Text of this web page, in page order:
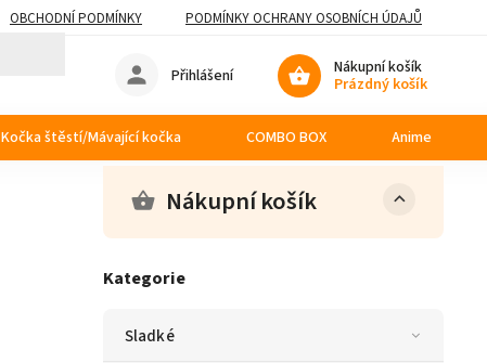
OBCHODNÍ PODMÍNKY PODMÍNKY OCHRANY OSOBNÍCH ÚDAJŮ
Nákupní košík
Prázdný košík
Přihlášení
Kočka štěstí/Mávající kočka COMBO BOX Anime
Nákupní košík
Kategorie
Sladké